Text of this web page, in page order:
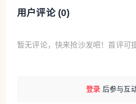
用户评论 (0)
暂无评论，快来抢沙发吧！首评可
登录 后参与互